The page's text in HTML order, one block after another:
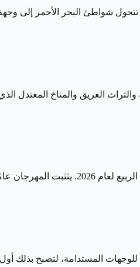
العريق والمناخ المعتدل
بعد عام…